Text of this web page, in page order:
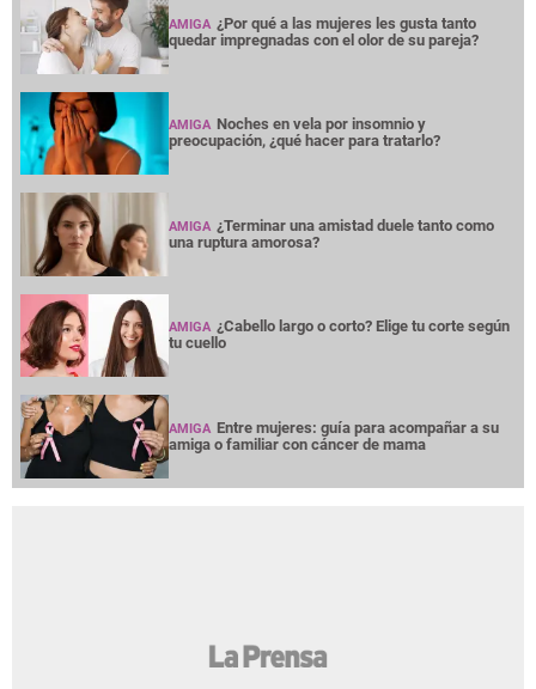
AMIGA ¿Por qué a las mujeres les gusta tanto
quedar impregnadas con el olor de su pareja?
AMIGA Noches en vela por insomnio y
preocupación, ¿qué hacer para tratarlo?
AMIGA ¿Terminar una amistad duele tanto como
una ruptura amorosa?
AMIGA ¿Cabello largo o corto? Elige tu corte según
tu cuello
AMIGA Entre mujeres: guía para acompañar a su
amiga o familiar con cáncer de mama